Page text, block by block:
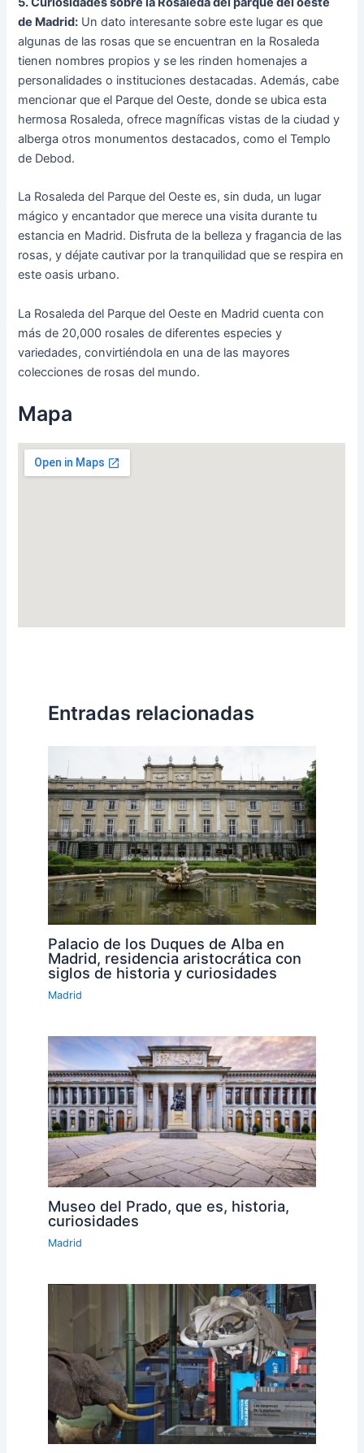
de Madrid: Un dato interesante sobre este lugar es que
algunas de las rosas que se encuentran en la Rosaleda
tienen nombres propios y se les rinden homenajes a
personalidades o instituciones destacadas. Además, cabe
mencionar que el Parque del Oeste, donde se ubica esta
hermosa Rosaleda, ofrece magníficas vistas de la ciudad y
alberga otros monumentos destacados, como el Templo
de Debod.
La Rosaleda del Parque del Oeste es, sin duda, un lugar
mágico y encantador que merece una visita durante tu
estancia en Madrid. Disfruta de la belleza y fragancia de las
rosas, y déjate cautivar por la tranquilidad que se respira en
este oasis urbano.
La Rosaleda del Parque del Oeste en Madrid cuenta con
más de 20,000 rosales de diferentes especies y
variedades, convirtiéndola en una de las mayores
colecciones de rosas del mundo.
Mapa
Entradas relacionadas
Palacio de los Duques de Alba en
Madrid, residencia aristocrática con
siglos de historia y curiosidades
Madrid
Museo del Prado, que es, historia,
curiosidades
Madrid